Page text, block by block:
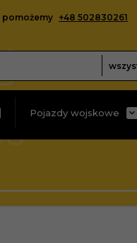
pomożemy +48 502830261
Pojazdy wojskowe